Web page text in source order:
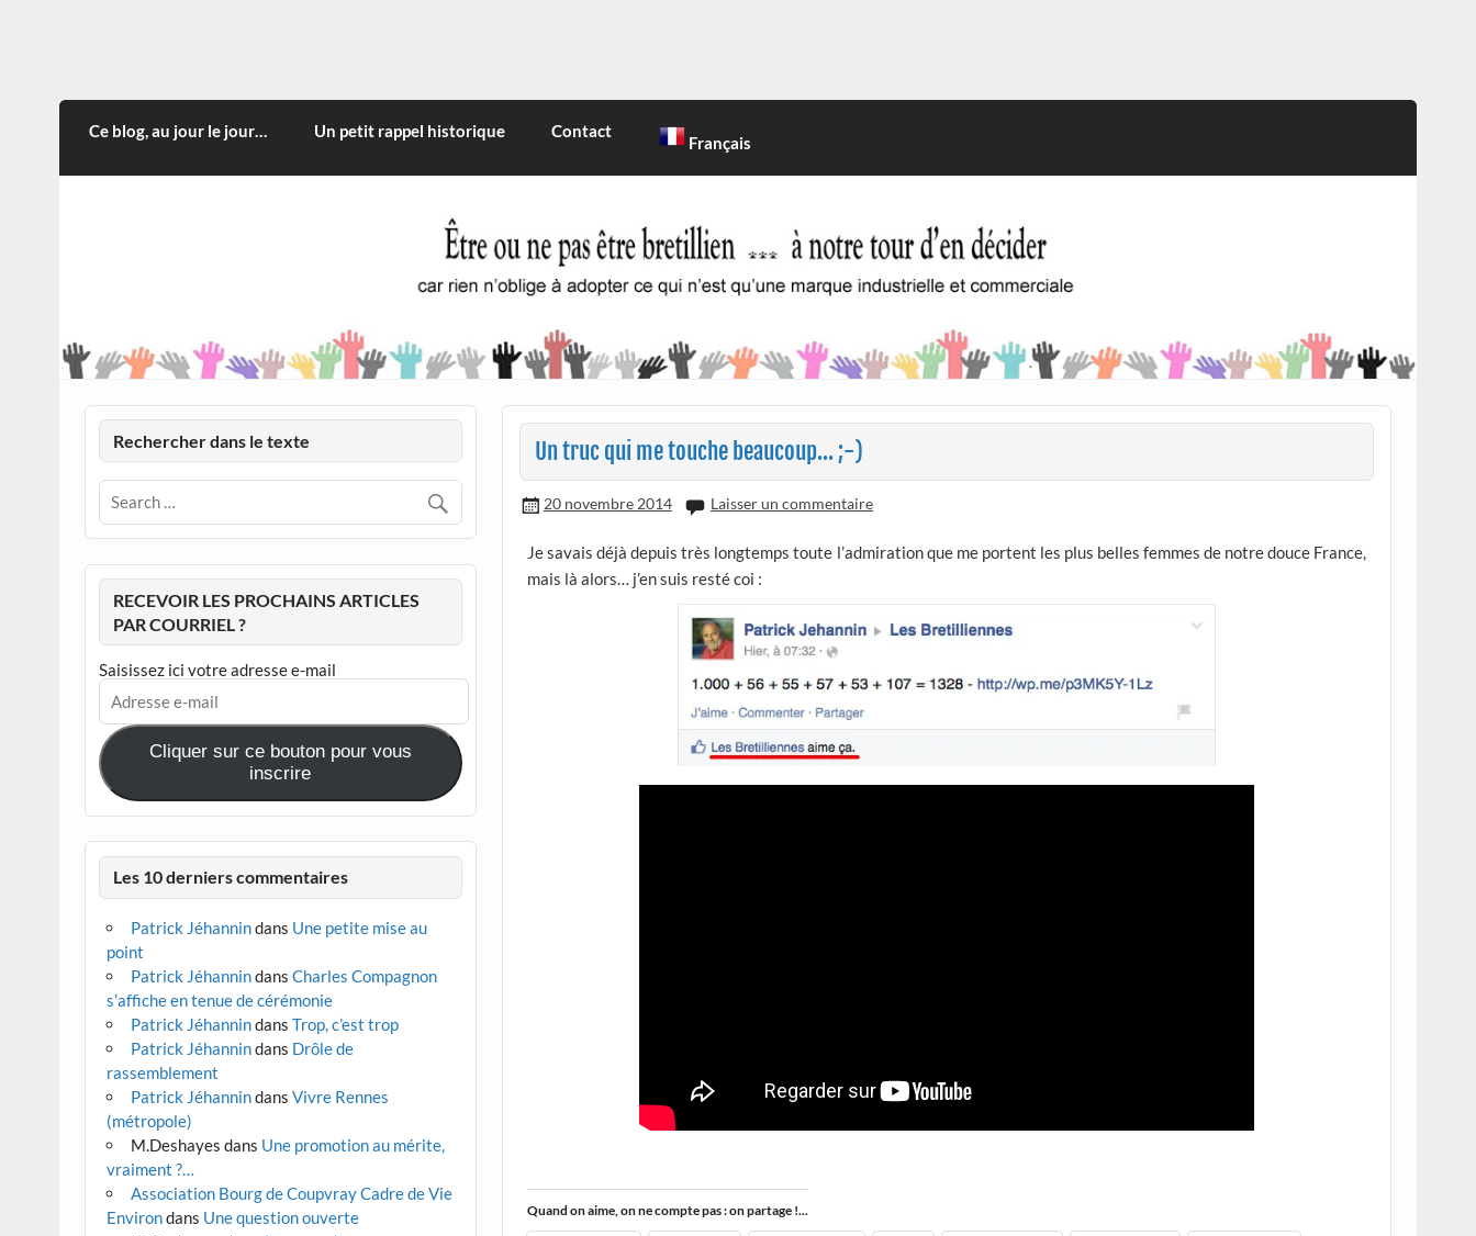
CITOYEN D'ILLE-ET-VILAINE
Ce blog, au jour le jour… Un petit rappel historique Contact
Français
Un truc qui me touche beaucoup… ;-)
20 novembre 2014 Laisser un commentaire
Je savais déjà depuis très longtemps toute l’admiration que me portent les plus belles femmes de notre douce France,
mais là alors… j’en suis resté coi :
Quand on aime, on ne compte pas : on partage !...
Rechercher dans le texte
RECEVOIR LES PROCHAINS ARTICLES
PAR COURRIEL ?
Saisissez ici votre adresse e-mail
Adresse
e-
mail
Cliquer sur ce bouton pour vous
inscrire
Les 10 derniers commentaires
Patrick Jéhannindans Une petite mise au
point
Patrick Jéhannindans Charles Compagnon
s’affiche en tenue de cérémonie
Patrick Jéhannindans Trop, c’est trop
Patrick Jéhannindans Drôle de
rassemblement
Patrick Jéhannindans Vivre Rennes
(métropole)
M.Deshayes dans Une promotion au mérite,
vraiment ?…
Association Bourg de Coupvray Cadre de Vie
Environdans Une question ouverte